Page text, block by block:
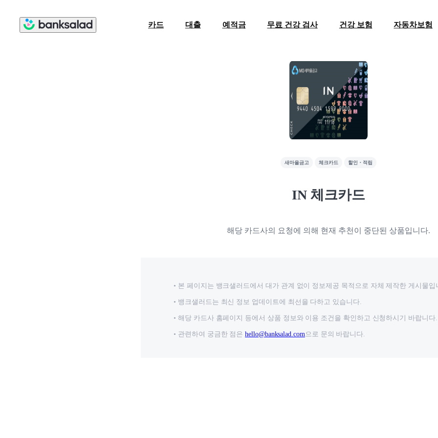
카드 대출 예적금 무료 건강 검사 건강 보험 자동차보험
새마을금고 체크카드 할인・적립
IN 체크카드
해당 카드사의 요청에 의해 현재 추천이 중단된 상품입니다.
본 페이지는 뱅크샐러드에서 대가 관계 없이 정보제공 목적으로 자체 제작한 게시물입
뱅크샐러드는 최신 정보 업데이트에 최선을 다하고 있습니다.
해당 카드사 홈페이지 등에서 상품 정보와 이용 조건을 확인하고 신청하시기 바랍니다.
관련하여 궁금한 점은 hello@banksalad.com 으로 문의 바랍니다.